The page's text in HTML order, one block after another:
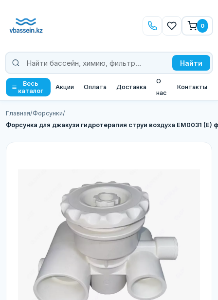
Найти
0
Весь
каталог
Акции Оплата Доставка
О
нас
Контакты
Главная/Форсунки/
Форсунка для джакузи гидротерапия струи воздуха EM0031 (E)